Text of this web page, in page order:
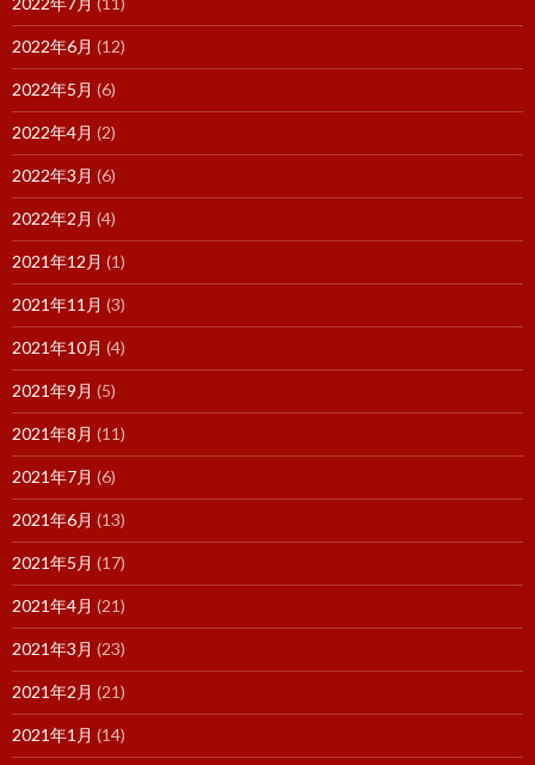
2022年6月 (12)
2022年5月 (6)
2022年4月 (2)
2022年3月 (6)
2022年2月 (4)
2021年12月 (1)
2021年11月 (3)
2021年10月 (4)
2021年9月 (5)
2021年8月 (11)
2021年7月 (6)
2021年6月 (13)
2021年5月 (17)
2021年4月 (21)
2021年3月 (23)
2021年2月 (21)
2021年1月 (14)